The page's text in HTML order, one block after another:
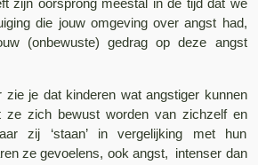
zijn oorsprong meestal in de tijd dat we
die jouw omgeving over angst had,
(onbewuste) gedrag op deze angst
zie je dat kinderen wat angstiger kunnen
ze zich bewust worden van zichzelf en
zij ‘staan’ in vergelijking met hun
ze gevoelens, ook angst, intenser dan